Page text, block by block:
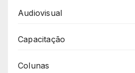
Audiovisual
Capacitação
Colunas